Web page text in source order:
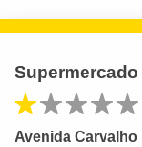
Avenida Carvalho